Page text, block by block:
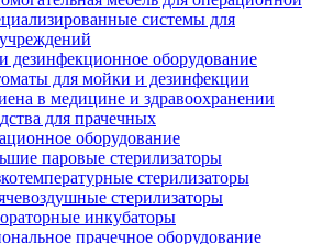
системы для
дезинфекционное оборудование
для мойки и дезинфекции
в медицине и здравоохранении
для прачечных
оборудование
паровые стерилизаторы
стерилизаторы
стерилизаторы
инкубаторы
прачечное оборудование